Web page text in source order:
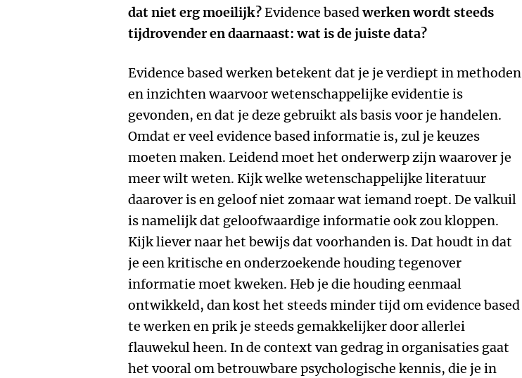
dat niet erg moeilijk?Evidence basedwerken wordt steeds
tijdrovender en daarnaast: wat is de juiste data?
Evidence based werken betekent dat je je verdiept in methoden
en inzichten waarvoor wetenschappelijke evidentie is
gevonden, en dat je deze gebruikt als basis voor je handelen.
Omdat er veel evidence based informatie is, zul je keuzes
moeten maken. Leidend moet het onderwerp zijn waarover je
meer wilt weten. Kijk welke wetenschappelijke literatuur
daarover is en geloof niet zomaar wat iemand roept. De valkuil
is namelijk dat geloofwaardige informatie ook zou kloppen.
Kijk liever naar het bewijs dat voorhanden is. Dat houdt in dat
je een kritische en onderzoekende houding tegenover
informatie moet kweken. Heb je die houding eenmaal
ontwikkeld, dan kost het steeds minder tijd om evidence based
te werken en prik je steeds gemakkelijker door allerlei
flauwekul heen. In de context van gedrag in organisaties gaat
het vooral om betrouwbare psychologische kennis, die je in